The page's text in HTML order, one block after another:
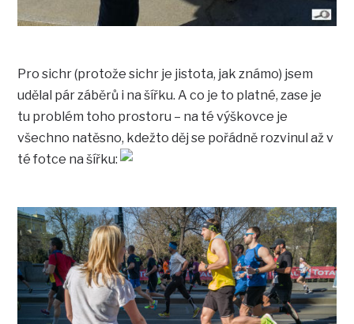
Pro sichr (protože sichr je jistota, jak známo) jsem
udělal pár záběrů i na šířku. A co je to platné, zase je
tu problém toho prostoru – na té výškovce je
všechno natěsno, kdežto děj se pořádně rozvinul až v
té fotce na šířku: